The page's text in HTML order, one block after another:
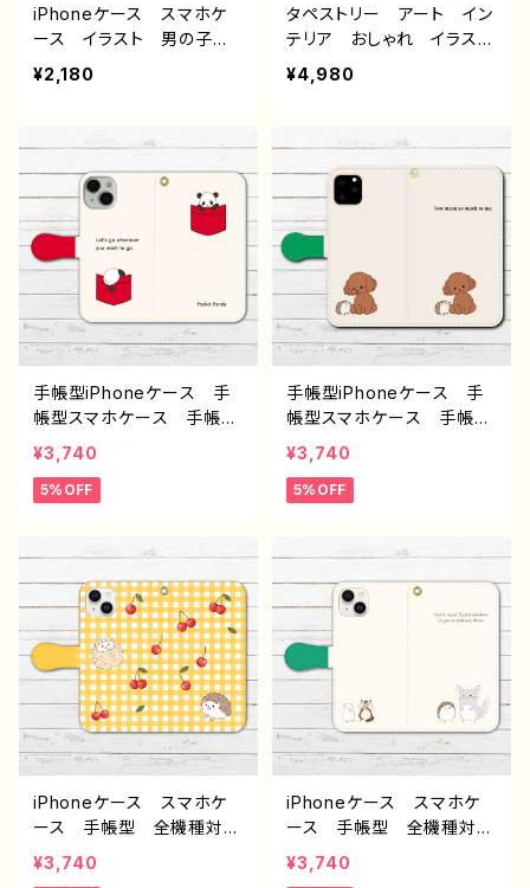
（ぼく）
iPhoneケース スマホケ
ース イラスト 男の子
イケメン ショタ 少年 メ
ンズ かわいい かっこい
one15/14/13/12/11 AQU
Googlepixel Android
アンドロイド ケース
個性的 おすすめ 黒髪
人気 イラストレーター
クリエイター 絵師 オリ
ジナル デザイン グッ
ズ タイトル：風邪引きサッ
カー部 作：風邪早僕（ぼ
く）
¥2,180
タペストリー アート イン
テリア おしゃれ イラス
ト 男の子 可愛い かわ
いい イケメン ショタ サ
個性的 エモい 黒髪 人
気 イラストレーター クリ
エイター 絵師 タイトル：
病弱天使蹴球部 作：風邪
早ぼく（僕）
¥4,980
手帳型iPhoneケース 手
帳型スマホケース 手帳
型 全機種対応 おしゃ
れ かわいい 動物 イラ
スト シンプル パンダ
Android 人気 オリジ
ナル デザイン グッズ
個性的 おすすめ クリエ
イター イラストレーター
絵師 タイトル：ポケットパ
ンダ 作：Hanami F-5
¥3,740
5%OFF
手帳型iPhoneケース 手
帳型スマホケース 手帳
型 全機種対応 おしゃ
れ かわいい 動物 イラ
スト シンプル トイプード
ooglepixel Galaxy An
droid 人気 オリジナ
ル デザイン グッズ 個
性的 おすすめ クリエイ
ター イラストレーター
絵師 タイトル：トイプード
ルとハリネズミ手帳型スマ
ホケース（グリーン） 作：H
¥3,740
5%OFF
iPhoneケース スマホケ
ース 手帳型 全機種対
応 おしゃれ ハリネズ
ミ 動物 イラスト シン
¥3,740
iPhoneケース スマホケ
ース 手帳型 全機種対
応 おしゃれ 動物 イラ
スト ハリネズミ チンチ
¥3,740